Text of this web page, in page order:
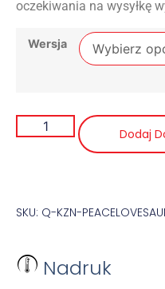
oczekiwania na wysyłkę
Wersja
Dodaj
SKU: Q-KZN-
Nadruk